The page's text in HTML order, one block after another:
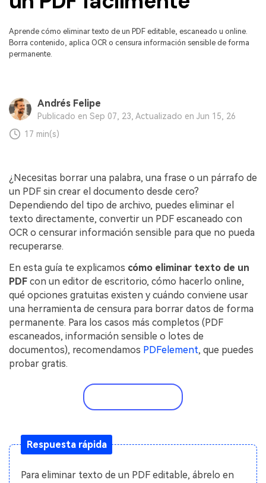
Censurar PDF Nuevo
PDF OCR
Extraer datos de PDF
Compartir PDF
Soluciones completas
Servicio de TI
Legal
Sanidad
Finanzas
Gobierno
Publicación
Freelancer
Explorar todas las características
Reseñas
Comparación de software
¿Qué hay de nuevo?
Especificaciones técnicas
Guía del usuario
PDFelement para Windows
PDFelement para Mac
Videos tutoriales
PDFelement para Android
Centro de conocimiento
Explorar más
Plantillas de PDF gratuitas
Edita y personaliza plantillas gratuitas.
Descuento educativo
Adquiere PDFelement con descuento académico.
Descarga las herramientas de PDF.
Aprende cómo eliminar texto de un PDF editable, escaneado u online.
Borra contenido, aplica OCR o censura información sensible de forma
permanente.
Andrés Felipe
Publicado en Sep 07, 23, Actualizado en Jun 15, 26
17 min(s)
¿Necesitas borrar una palabra, una frase o un párrafo de
un PDF sin crear el documento desde cero?
Dependiendo del tipo de archivo, puedes eliminar el
texto directamente, convertir un PDF escaneado con
OCR o censurar información sensible para que no pueda
recuperarse.
En esta guía te explicamos cómo eliminar texto de un
PDF con un editor de escritorio, cómo hacerlo online,
qué opciones gratuitas existen y cuándo conviene usar
una herramienta de censura para borrar datos de forma
permanente. Para los casos más completos (PDF
escaneados, información sensible o lotes de
documentos), recomendamos PDFelement, que puedes
probar gratis.
Respuesta rápida
Para eliminar texto de un PDF editable, ábrelo en